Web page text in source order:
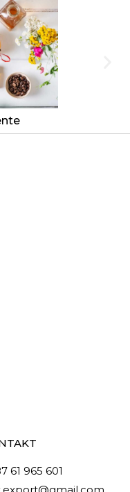
61 965 601